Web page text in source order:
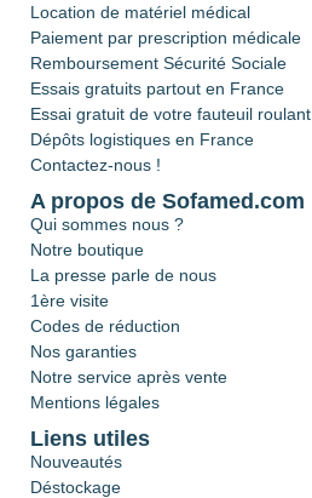
Location de matériel médical
Paiement par prescription médicale
Remboursement Sécurité Sociale
Essais gratuits partout en France
Essai gratuit de votre fauteuil roulant
Dépôts logistiques en France
Contactez-nous !
A propos de Sofamed.com
Qui sommes nous ?
Notre boutique
La presse parle de nous
1ère visite
Codes de réduction
Nos garanties
Notre service après vente
Mentions légales
Liens utiles
Nouveautés
Déstockage